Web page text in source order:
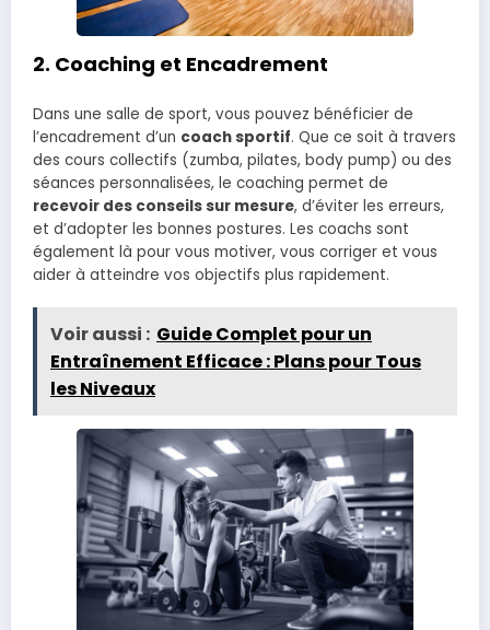
2. Coaching et Encadrement
Dans une salle de sport, vous pouvez bénéficier de
l’encadrement d’un coach sportif. Que ce soit à travers
des cours collectifs (zumba, pilates, body pump) ou des
séances personnalisées, le coaching permet de
recevoir des conseils sur mesure, d’éviter les erreurs,
et d’adopter les bonnes postures. Les coachs sont
également là pour vous motiver, vous corriger et vous
aider à atteindre vos objectifs plus rapidement.
Voir aussi : Guide Complet pour un
Entraînement Efficace : Plans pour Tous
les Niveaux